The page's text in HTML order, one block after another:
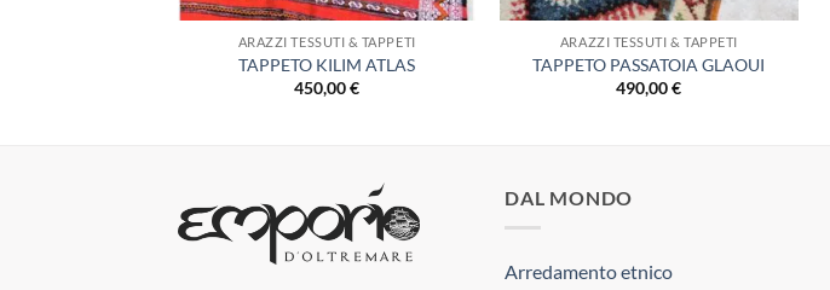
ARAZZI TESSUTI & TAPPETI
TAPPETO KILIM ATLAS
450,00€
ARAZZI TESSUTI & TAPPETI
TAPPETO PASSATOIA GLAOUI
490,00€
DAL MONDO
Arredamento etnico